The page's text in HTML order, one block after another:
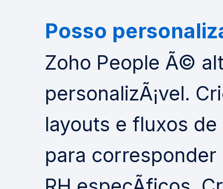
Posso
Zoho People Ã©
personalizÃ¡vel.
layouts e fluxos
para